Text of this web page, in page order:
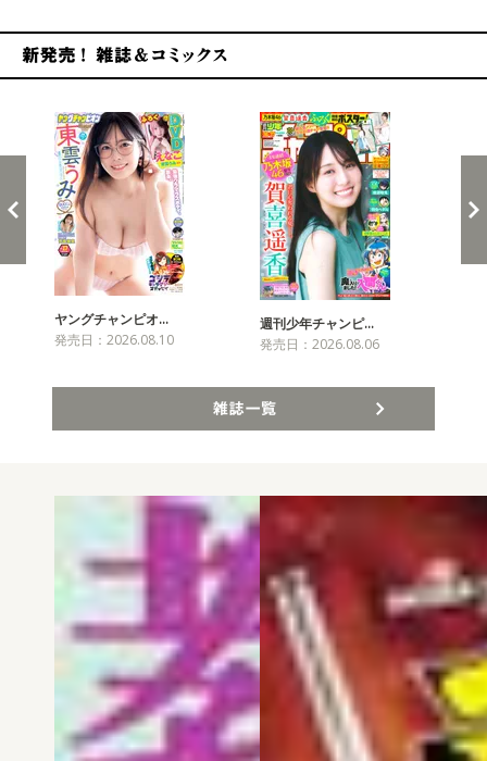
ヤングチャンピオ…
発売日：2026.08.10
週刊少年チャンピ…
発売日：2026.08.06